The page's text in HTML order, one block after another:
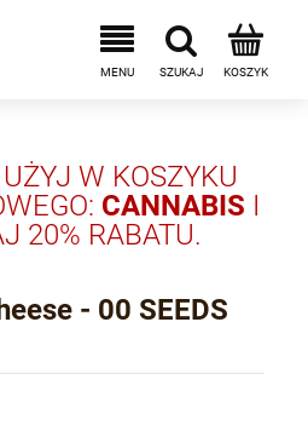
W KOSZYKU
CANNABIS I
20% RABATU.
- 00 SEEDS